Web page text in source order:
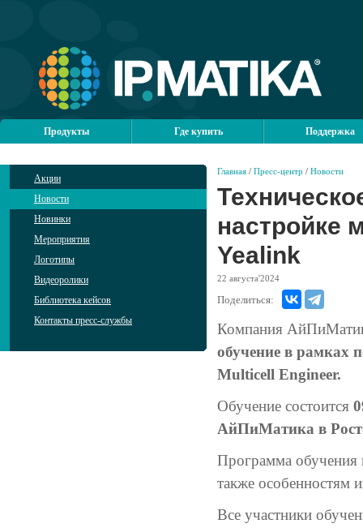
Продукты Где купить Поддержка
Акции
Новости
Новинки
Мероприятия
Логотипы
Видеоролики
Библиотека кейсов
Контакты пресс-службы
Главная / Пресс-центр / Новости
настройке
Yealink
22 августа'2024
Поделиться:
Компания
обучение в рамках
Multicell Engineer.
Обучение состоится
АйПиМатика в
Программа обучения
также особенностям
Все участники